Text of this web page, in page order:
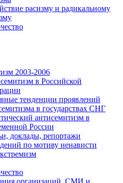
расизму и радикальному
2003-2006
в Российской
тенденции проявлений
в государствах СНГ
антисемитизм в
России
доклады, репортажи
по мотиву ненависти